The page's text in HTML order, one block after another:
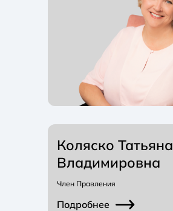
Коляско Татьяна
Владимировна
Член Правления
Подробнее